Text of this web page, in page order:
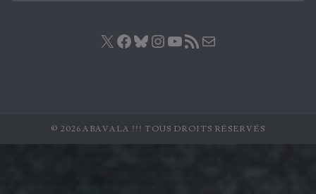
X Facebook
Bluesky
Instagram
YouTube
Flux RSS
© 2026 ABAVALA !!! TOUS DROITS RÉSERVÉS